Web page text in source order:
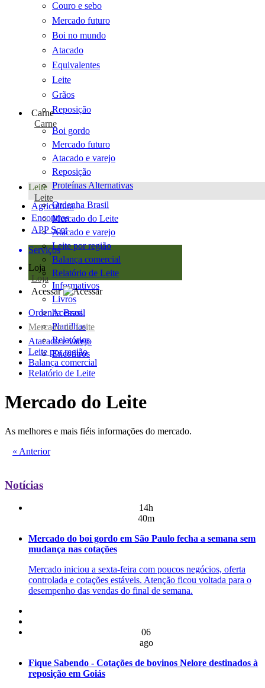
Couro e sebo
Mercado futuro
Boi no mundo
Atacado
Equivalentes
Leite
Grãos
Reposição
Carne
Carne
Boi gordo
Mercado futuro
Atacado e varejo
Reposição
Proteínas Alternativas
Leite
Leite
Ordenha Brasil
Mercado do Leite
Atacado e varejo
Leite por região
Balança comercial
Relatório de Leite
Agricultura
Encontros
APP Scot
Serviços
Loja
Loja
Informativos
Livros
Acessos
Planilhas
Relatórios
Encontros
Acessar
Ordenha Brasil
Mercado do Leite
Atacado e varejo
Leite por região
Balança comercial
Relatório de Leite
Mercado do Leite
As melhores e mais fiéis informações do mercado.
« Anterior
Notícias
14h
40m
Mercado do boi gordo em São Paulo fecha a semana sem
mudança nas cotações
Mercado iniciou a sexta-feira com poucos negócios, oferta
controlada e cotações estáveis. Atenção ficou voltada para o
desempenho das vendas do final de semana.
06
ago
Fique Sabendo - Cotações de bovinos Nelore destinados à
reposição em Goiás